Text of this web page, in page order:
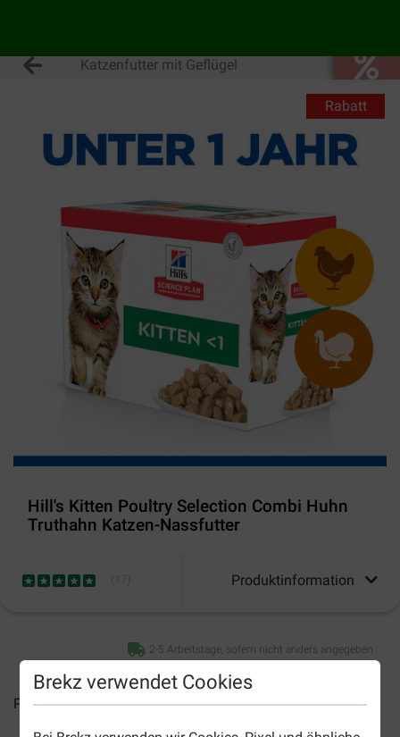
Brekz verwendet Cookies
Katzenfutter mit Geflügel
Rabatt
Hill's Kitten Poultry Selection Combi Huhn
Truthahn Katzen-Nassfutter
Produktinformation
2-5 Arbeitstage, sofern nicht anders angegeben
Preise inkl. MwSt zzgl.Versandkosten